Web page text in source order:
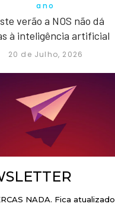
ano
verão a NOS não dá
à inteligência artificial
20 de Julho, 2026
NADA. Fica atualizado